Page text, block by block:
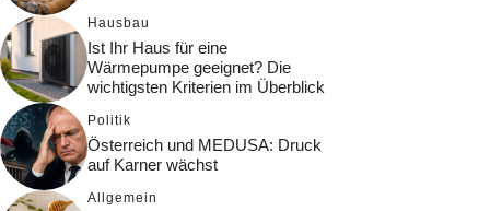
Hausbau
Ist Ihr Haus für eine
Wärmepumpe geeignet? Die
wichtigsten Kriterien im Überblick
Politik
Österreich und MEDUSA: Druck
auf Karner wächst
Allgemein